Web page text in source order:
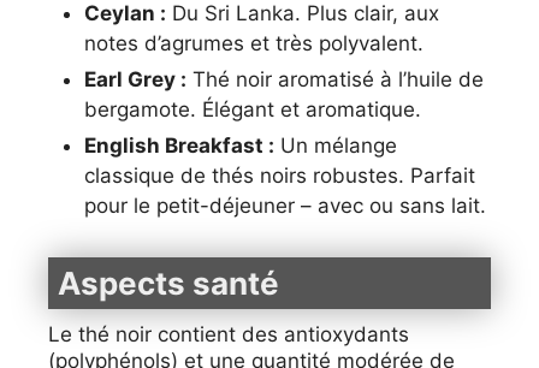
Ceylan : Du Sri Lanka. Plus clair, aux
notes d’agrumes et très polyvalent.
Earl Grey : Thé noir aromatisé à l’huile de
bergamote. Élégant et aromatique.
English Breakfast : Un mélange
classique de thés noirs robustes. Parfait
pour le petit-déjeuner – avec ou sans lait.
Aspects santé
Le thé noir contient des antioxydants
(polyphénols) et une quantité modérée de